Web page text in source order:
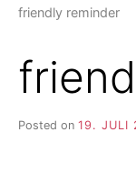
friendly reminder
Posted on 19. JULI